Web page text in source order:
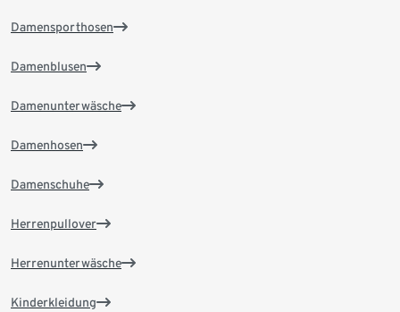
Damensporthosen
Damenblusen
Damenunterwäsche
Damenhosen
Damenschuhe
Herrenpullover
Herrenunterwäsche
Kinderkleidung